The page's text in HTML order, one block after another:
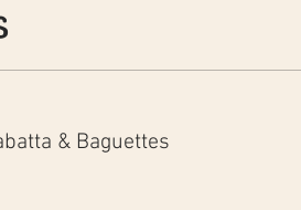
& Baguettes